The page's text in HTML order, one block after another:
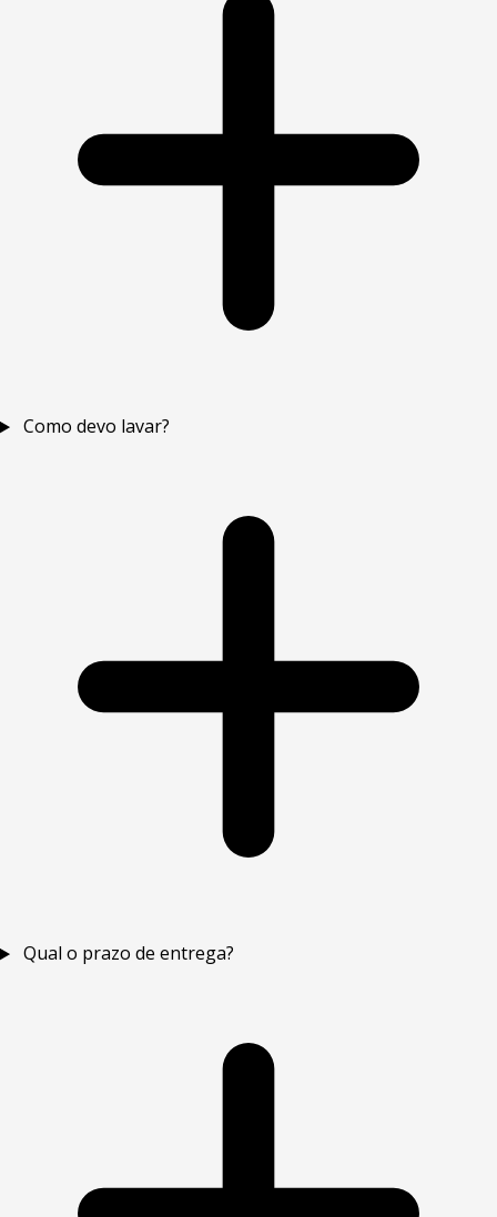
Como devo lavar?
Qual o prazo de entrega?